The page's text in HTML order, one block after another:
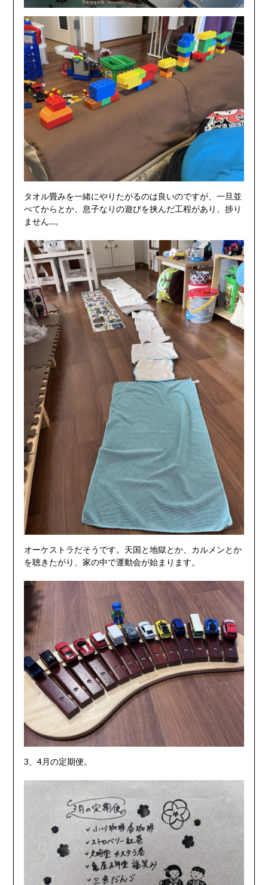
タオル畳みを一緒にやりたがるのは良いのですが、一旦並
べてからとか、息子なりの遊びを挟んだ工程があり、捗り
ません…。
オーケストラだそうです。天国と地獄とか、カルメンとか
を聴きたがり、家の中で運動会が始まります。
3、4月の定期便。